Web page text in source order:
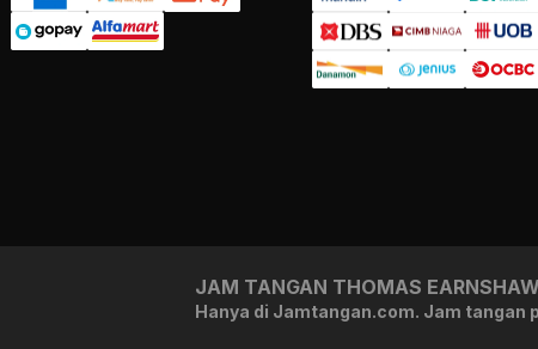
JAM TANGAN THOMAS
Hanya di Jamtangan.com. Jam tangan